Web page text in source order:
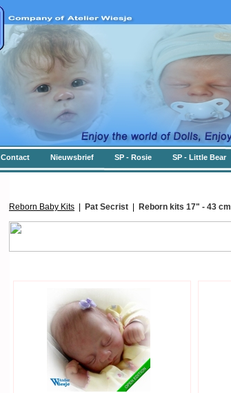
Contact Nieuwsbrief SP - Rosie SP - Little Bear
Reborn Baby Kits Pat Secrist Reborn kits 17" - 43 cm